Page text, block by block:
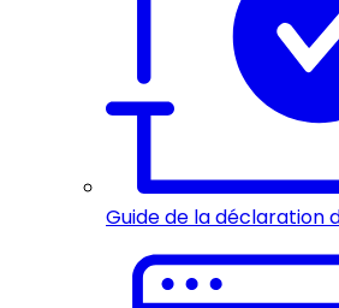
Guide de la déclaration